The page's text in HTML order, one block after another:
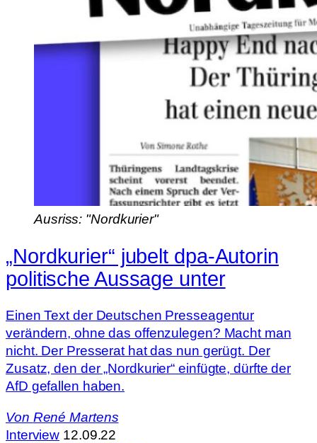
Ausriss: "Nordkurier"
„Nordkurier“ jubelt dpa-Autorin
politische Aussage unter
Einen Text der Deutschen Presseagentur
verändern, ohne das offenzulegen? Macht man
nicht. Der Presserat hat das nun gerügt. Der
Zusatz, den der „Nordkurier“ einfügte, dürfte der
AfD gefallen haben.
Von René Martens
Interview 12.09.22